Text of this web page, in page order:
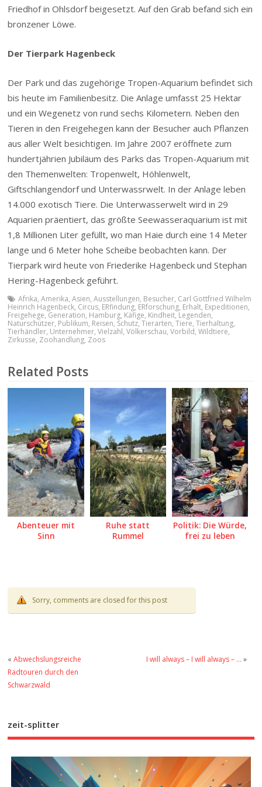
Friedhof in Ohlsdorf beigesetzt. Auf den Grab befand sich ein
bronzener Löwe.
Der Tierpark Hagenbeck
Der Park und das zugehörige Tropen-Aquarium befindet sich
bis heute im Familienbesitz. Die Anlage umfasst 25 Hektar
und ein Wegenetz von rund sechs Kilometern. Neben den
Tieren in den Freigehegen kann der Besucher auch Pflanzen
aus aller Welt besichtigen. Im Jahre 2007 eröffnete zum
hundertjährien Jubiläum des Parks das Tropen-Aquarium mit
den Themenwelten: Tropenwelt, Höhlenwelt,
Giftschlangendorf und Unterwassrwelt. In der Anlage leben
14.000 exotisch Tiere. Die Unterwasserwelt wird in 29
Aquarien präentiert, das größte Seewasseraquarium ist mit
1,8 Millionen Liter gefüllt, wo man Haie durch eine 14 Meter
lange und 6 Meter hohe Scheibe beobachten kann. Der
Tierpark wird heute von Friederike Hagenbeck und Stephan
Hering-Hagenbeck geführt.
Afrika,Amerika,Asien,Ausstellungen, Besucher, Carl Gottfried Wilhelm
Heinrich Hagenbeck, Circus, ERfindung, ERforschung, Erhalt, Expeditionen,
Freigehege, Generation, Hamburg, Käfige, Kindheit, Legenden,
Naturschützer, Publikum, Reisen, Schutz,Tierarten,Tiere,Tierhaltung,
Tierhändler, Unternehmer,Vielzahl,Völkerschau,Vorbild,Wildtiere,
Zirkusse, Zoohandlung, Zoos
Related Posts
Abenteuer mit
Sinn
Ruhe statt
Rummel
Politik: Die Würde,
frei zu leben
Sorry, comments are closed for this post
«Abwechslungsreiche
Radtouren durch den
Schwarzwald
I will always – I will always – … »
zeit-splitter